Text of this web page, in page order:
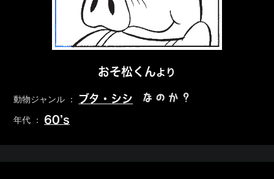
おそ松くんより
動物ジャンル ： ブタ・シシ なのか？
年代 ： 60’s